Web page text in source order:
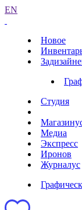
EN
Новое
Студия
Медиа
Экспресс
Иронов
Журналус